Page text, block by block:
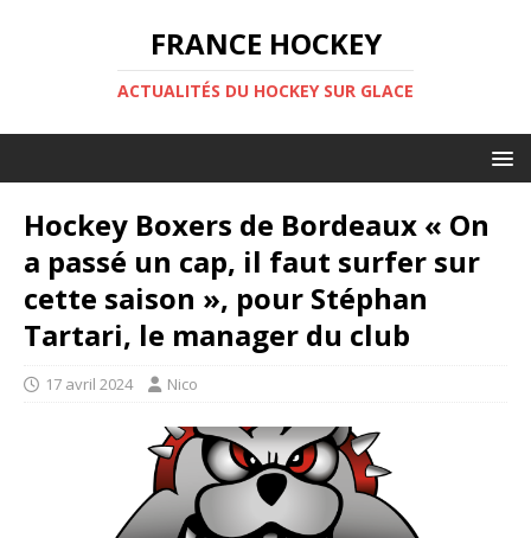
FRANCE HOCKEY
ACTUALITÉS DU HOCKEY SUR GLACE
Hockey Boxers de Bordeaux « On
a passé un cap, il faut surfer sur
cette saison », pour Stéphan
Tartari, le manager du club
17 avril 2024 Nico